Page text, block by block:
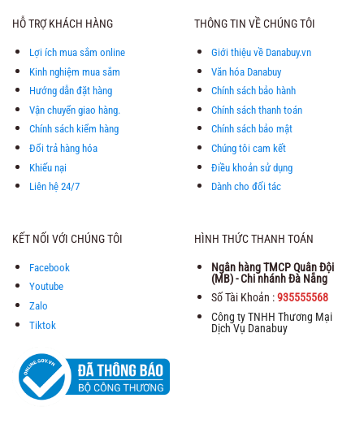
HỖ TRỢ KHÁCH HÀNG
Lợi ích mua sắm online
Kinh nghiệm mua sắm
Hướng dẫn đặt hàng
Vận chuyển giao hàng.
Chính sách kiểm hàng
Đổi trả hàng hóa
Khiếu nại
Liên hệ 24/7
THÔNG TIN VỀ CHÚNG TÔI
Giới thiệu về Danabuy.vn
Văn hóa Danabuy
Chính sách bảo hành
Chính sách thanh toán
Chính sách bảo mật
Chúng tôi cam kết
Điều khoản sử dụng
Dành cho đối tác
KẾT NỐI VỚI CHÚNG TÔI
Facebook
Youtube
Zalo
Tiktok
HÌNH THỨC THANH TOÁN
Ngân hàng TMCP Quân Đội
(MB) - Chi nhánh Đà Nẵng
Số Tài Khoản :935555568
Công ty TNHH Thương Mại
Dịch Vụ Danabuy